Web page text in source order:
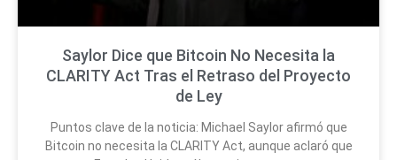
Saylor Dice que Bitcoin No Necesita la
CLARITY Act Tras el Retraso del Proyecto
de Ley
Puntos clave de la noticia: Michael Saylor afirmó que
Bitcoin no necesita la CLARITY Act, aunque aclaró que